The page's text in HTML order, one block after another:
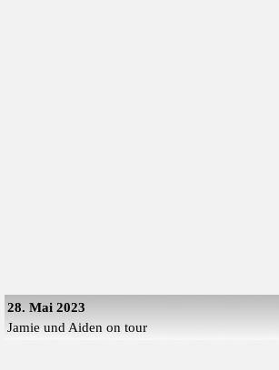
28. Mai 2023
Jamie und Aiden on tour